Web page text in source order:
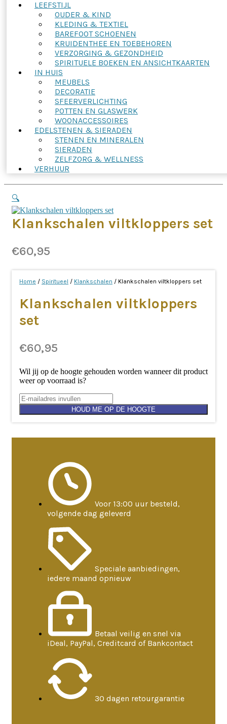
LEEFSTIJL
OUDER & KIND
KLEDING & TEXTIEL
BAREFOOT SCHOENEN
KRUIDENTHEE EN TOEBEHOREN
VERZORGING & GEZONDHEID
SPIRITUELE BOEKEN EN ANSICHTKAARTEN
IN HUIS
MEUBELS
DECORATIE
SFEERVERLICHTING
POTTEN EN GLASWERK
WOONACCESSOIRES
EDELSTENEN & SIERADEN
STENEN EN MINERALEN
SIERADEN
ZELFZORG & WELLNESS
VERHUUR
🔍
Klankschalen viltkloppers set
€60,95
Home / Spiritueel / Klankschalen / Klankschalen viltkloppers set
Klankschalen viltkloppers
set
€60,95
Wil jij op de hoogte gehouden worden wanneer dit product
weer op voorraad is?
HOUD ME OP DE HOOGTE
Voor 13:00 uur besteld,
volgende dag geleverd
Speciale aanbiedingen,
iedere maand opnieuw
Betaal veilig en snel via
iDeal, PayPal, Creditcard of Bankcontact
30 dagen retourgarantie